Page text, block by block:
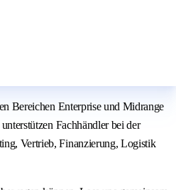
Bereichen Enterprise und Midrange
Fachhändler bei der
Vertrieb, Finanzierung, Logistik